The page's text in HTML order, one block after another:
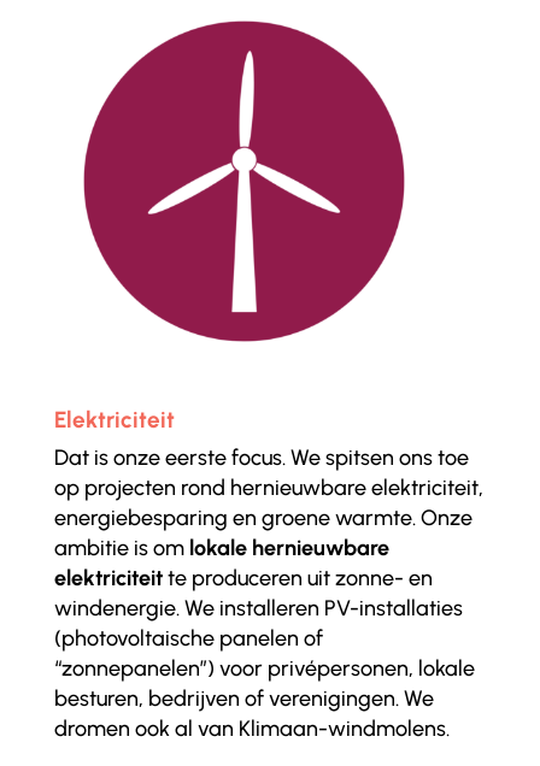
Elektriciteit
Dat is onze eerste focus. We spitsen ons toe
op projecten rond hernieuwbare elektriciteit,
energiebesparing en groene warmte. Onze
ambitie is omlokale hernieuwbare
elektriciteitte produceren uit zonne- en
windenergie. We installeren PV-installaties
(photovoltaische panelen of
“zonnepanelen”) voor privépersonen, lokale
besturen, bedrijven of verenigingen. We
dromen ook al van Klimaan-windmolens.